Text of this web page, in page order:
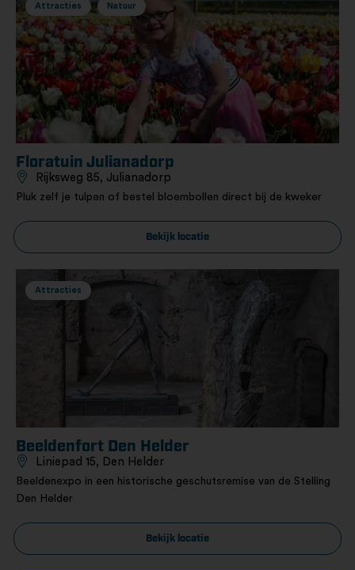
Attracties Natuur
Floratuin Julianadorp
Rijksweg 85, Julianadorp
Pluk zelf je tulpen of bestel bloembollen direct bij de kweker
Bekijk locatie
Attracties
Beeldenfort Den Helder
Liniepad 15, Den Helder
Beeldenexpo in een historische geschutsremise van de Stelling
Den Helder
Bekijk locatie